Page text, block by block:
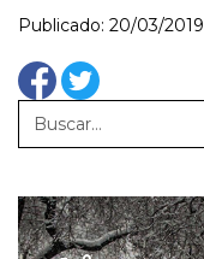
Publicado: 20/03/2019